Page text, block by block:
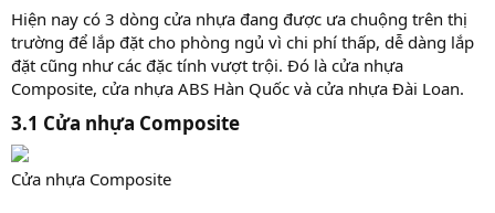
Hiện nay có 3 dòng cửa nhựa đang được ưa chuộng trên thị
trường để lắp đặt cho phòng ngủ vì chi phí thấp, dễ dàng lắp
đặt cũng như các đặc tính vượt trội. Đó là cửa nhựa
Composite, cửa nhựa ABS Hàn Quốc và cửa nhựa Đài Loan.
3.1 Cửa nhựa Composite​
Cửa nhựa Composite